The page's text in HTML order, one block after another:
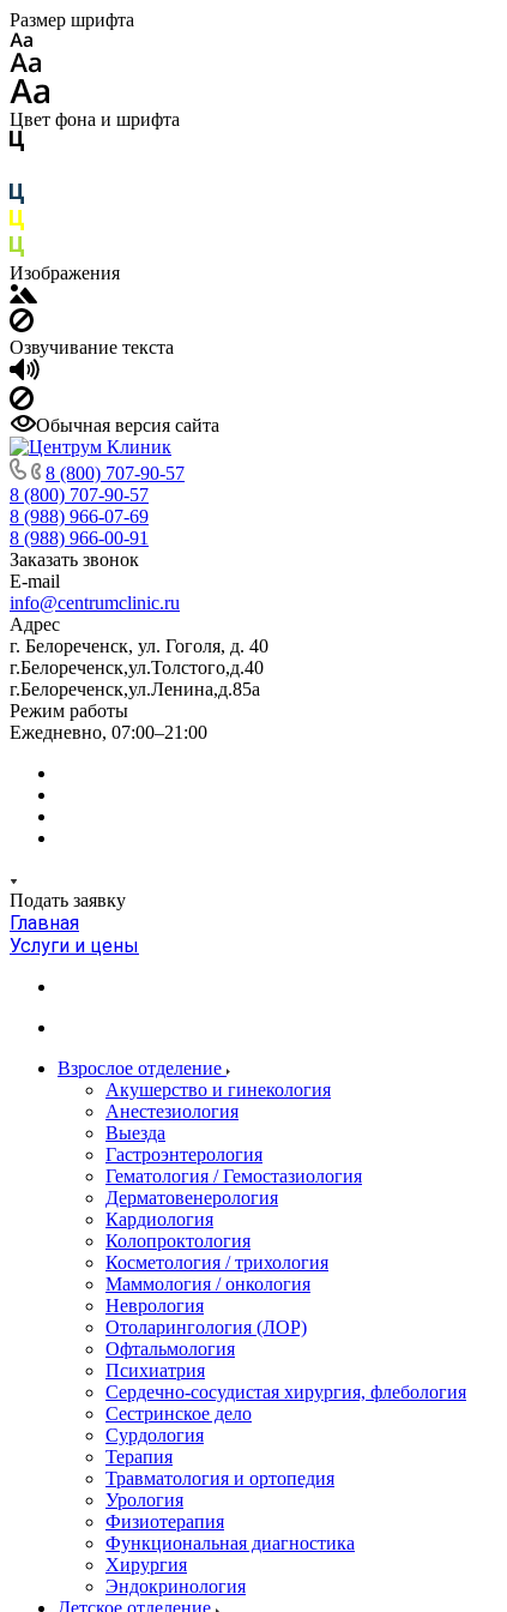
Размер шрифта
Цвет фона и шрифта
Изображения
Озвучивание текста
Обычная версия сайта
8 (800) 707-90-57
8 (800) 707-90-57
8 (988) 966-07-69
8 (988) 966-00-91
Заказать звонок
E-mail
info@centrumclinic.ru
Адрес
г. Белореченск, ул. Гоголя, д. 40
г.Белореченск,ул.Толстого,д.40
г.Белореченск,ул.Ленина,д.85а
Режим работы
Ежедневно, 07:00–21:00
Подать заявку
Главная
Услуги и цены
Взрослое отделение
Акушерство и гинекология
Анестезиология
Выезда
Гастроэнтерология
Гематология / Гемостазиология
Дерматовенерология
Кардиология
Колопроктология
Косметология / трихология
Маммология / онкология
Неврология
Отоларингология (ЛОР)
Офтальмология
Психиатрия
Сердечно-сосудистая хирургия, флебология
Сестринское дело
Сурдология
Терапия
Травматология и ортопедия
Урология
Физиотерапия
Функциональная диагностика
Хирургия
Эндокринология
Детское отделение